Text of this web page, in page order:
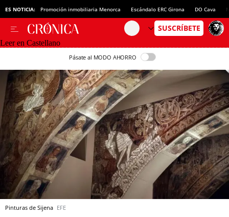
ES NOTICIA: Promoción inmobiliaria Menorca Escándalo ERC Girona DO Cava
Leer en Castellano
Pásate al MODO AHORRO
Pinturas de Sijena EFE